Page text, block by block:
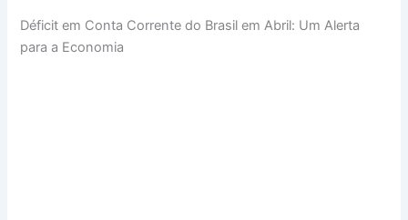
Déficit em Conta Corrente do Brasil em Abril: Um Alerta
para a Economia